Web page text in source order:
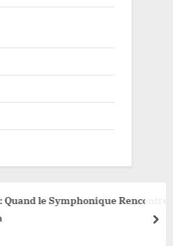
le Symphonique Rencontre